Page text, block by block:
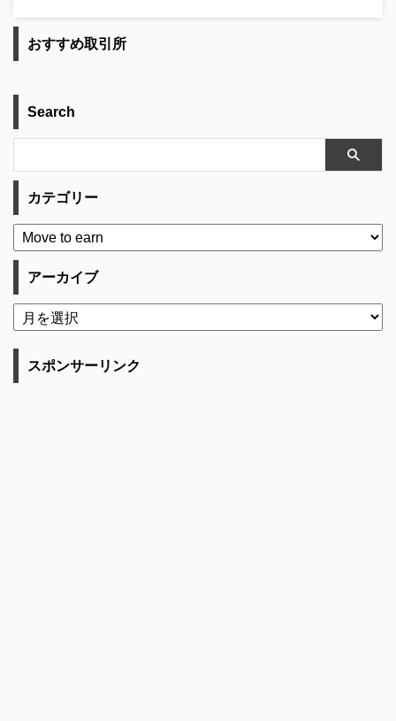
おすすめ取引所
Search
カテゴリー
アーカイブ
スポンサーリンク